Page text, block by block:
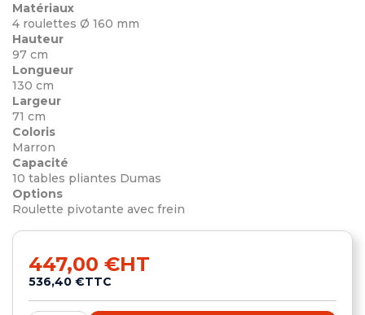
Matériaux
4 roulettes Ø 160 mm
Hauteur
97 cm
Longueur
130 cm
Largeur
71 cm
Coloris
Marron
Capacité
10 tables pliantes Dumas
Options
Roulette pivotante avec frein
447,00 €HT
536,40 €TTC